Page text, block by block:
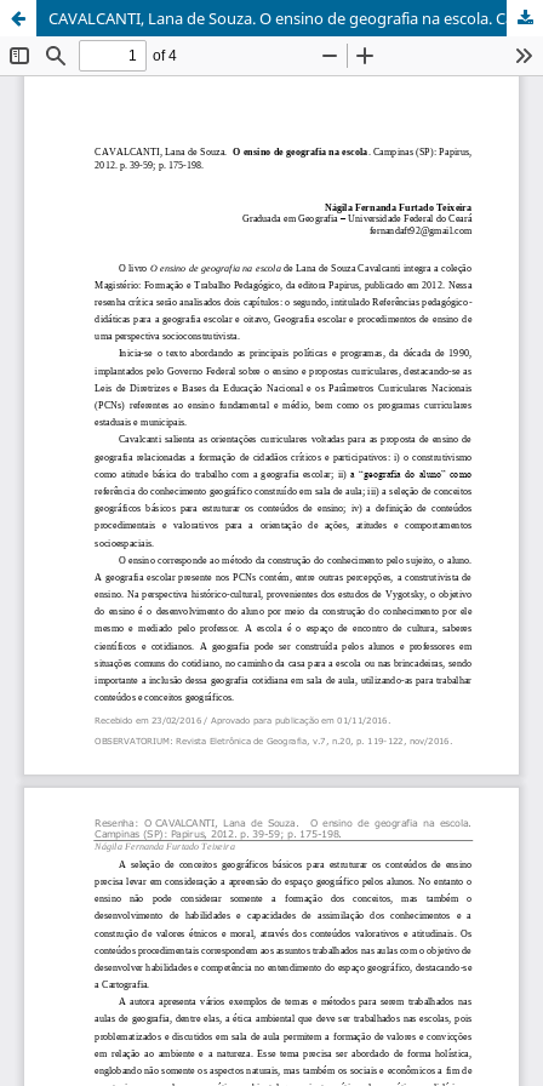
CAVALCANTI, Lana de Souza. O ensino de geografia na escola. Campinas (SP): Papirus, 2012. p. 39-59; p. 175-198.